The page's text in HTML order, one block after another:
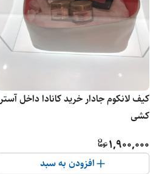
کیف لانکوم جادار خرید کانادا داخل آستر
کشی
1,900,000
افزودن به سبد